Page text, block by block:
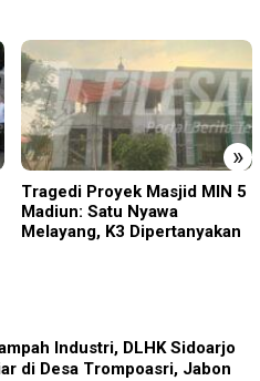
»
KA BIAS Terhenti, Lima KA
Ikut Terdampak, KAI Daop 7
Gerak Cepat Pulihkan
Industri, DLHK Sidoarjo
di Desa Trompoasri, Jabon